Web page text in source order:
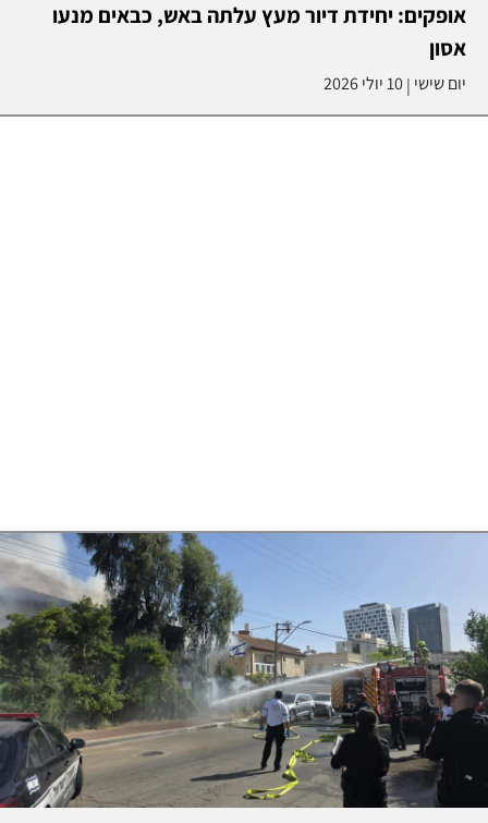
אופקים: יחידת דיור מעץ עלתה באש, כבאים מנעו
אסון
יום שישי |10 יולי 2026